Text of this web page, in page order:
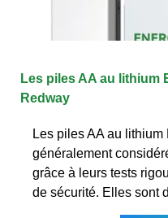
Les piles AA au lithium
Redway
Les piles AA au
généralement
grâce à leurs tests
de sécurité. Elles sont